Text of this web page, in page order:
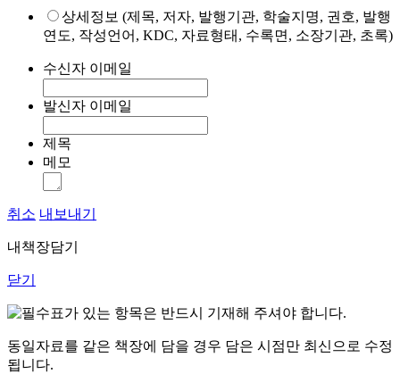
상세정보 (제목, 저자, 발행기관, 학술지명, 권호, 발행
연도, 작성언어, KDC, 자료형태, 수록면, 소장기관, 초록)
수신자 이메일
발신자 이메일
제목
메모
취소 내보내기
내책장담기
닫기
표가 있는 항목은 반드시 기재해 주셔야 합니다.
동일자료를 같은 책장에 담을 경우 담은 시점만 최신으로 수정
됩니다.